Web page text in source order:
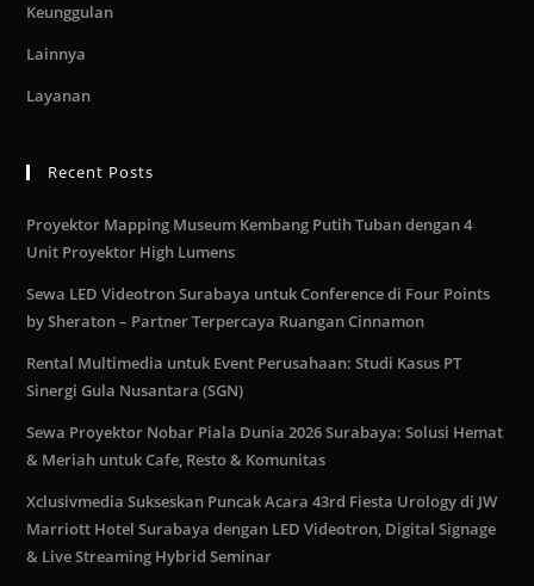
Keunggulan
Lainnya
Layanan
Recent Posts
Proyektor Mapping Museum Kembang Putih Tuban dengan 4
Unit Proyektor High Lumens
Sewa LED Videotron Surabaya untuk Conference di Four Points
by Sheraton – Partner Terpercaya Ruangan Cinnamon
Rental Multimedia untuk Event Perusahaan: Studi Kasus PT
Sinergi Gula Nusantara (SGN)
Sewa Proyektor Nobar Piala Dunia 2026 Surabaya: Solusi Hemat
& Meriah untuk Cafe, Resto & Komunitas
Xclusivmedia Sukseskan Puncak Acara 43rd Fiesta Urology di JW
Marriott Hotel Surabaya dengan LED Videotron, Digital Signage
& Live Streaming Hybrid Seminar